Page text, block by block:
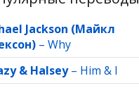
Jackson (Майкл
– Why
& Halsey– Him & I